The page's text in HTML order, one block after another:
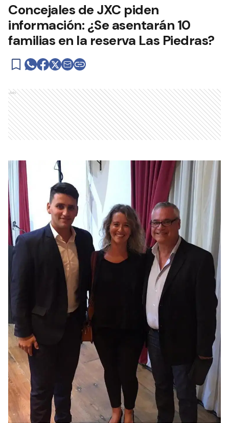
Concejales de JXC piden
información: ¿Se asentarán 10
familias en la reserva Las Piedras?
Ads